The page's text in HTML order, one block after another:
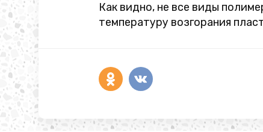
Как видно, не все виды
температуру возгорания